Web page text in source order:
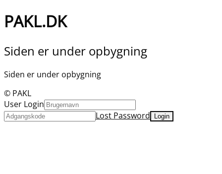
PAKL.DK
Siden er under opbygning
Siden er under opbygning
© PAKL
User Login
Lost Password